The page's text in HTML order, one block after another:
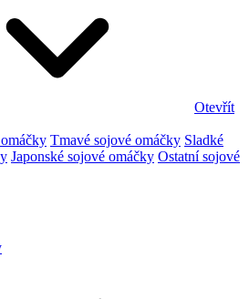
Otevřít
Tmavé sojové omáčky Sladké
Japonské sojové omáčky Ostatní sojové